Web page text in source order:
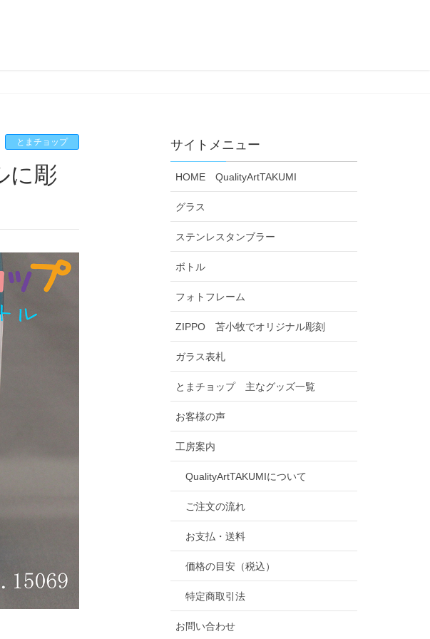
とまチョップ サイトメニュー
HOME QualityArtTAKUMI
グラス
ステンレスタンブラー
ボトル
フォトフレーム
ZIPPO 苫小牧でオリジナル彫刻
ガラス表札
とまチョップ 主なグッズ一覧
お客様の声
工房案内
QualityArtTAKUMIについて
ご注文の流れ
お支払・送料
価格の目安（税込）
特定商取引法
お問い合わせ